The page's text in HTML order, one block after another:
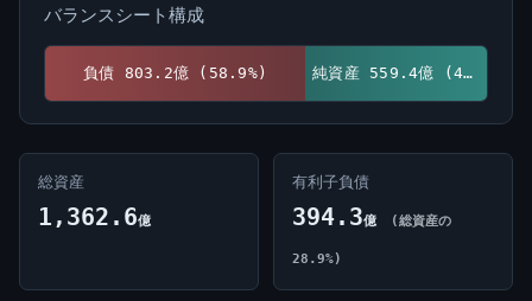
バランスシート構成
負債 803.2億 (58.9%) 純資産 559.4億 (41.1%)
総資産
1,362.6億
有利子負債
394.3億 (総資産の
28.9%)